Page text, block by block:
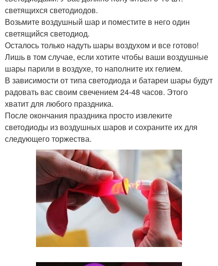
светящихся светодиодов.
Возьмите воздушный шар и поместите в него один
светящийся светодиод.
Осталось только надуть шары воздухом и все готово!
Лишь в том случае, если хотите чтобы ваши воздушные
шары парили в воздухе, то наполните их гелием.
В зависимости от типа светодиода и батареи шары будут
радовать вас своим свечением 24-48 часов. Этого
хватит для любого праздника.
После окончания праздника просто извлеките
светодиоды из воздушных шаров и сохраните их для
следующего торжества.